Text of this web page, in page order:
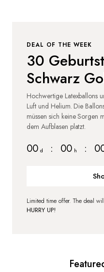
DEAL OF THE WEEK
30
Schwarz
Hochwertige Latexballons
Luft und Helium. Die
müssen sich keine Sorgen
dem Aufblasen platzt.
00 d : 00 h :
Limited time offer. The deal
HURRY UP!